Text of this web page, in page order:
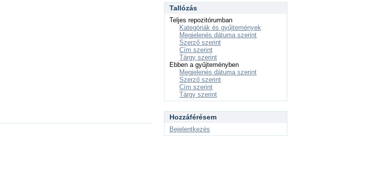
Tallózás
Teljes repozitórumban
Kategóriák és gyűjtemények
Megjelenés dátuma szerint
Szerző szerint
Cím szerint
Tárgy szerint
Ebben a gyűjteményben
Megjelenés dátuma szerint
Szerző szerint
Cím szerint
Tárgy szerint
Hozzáférésem
Bejelentkezés